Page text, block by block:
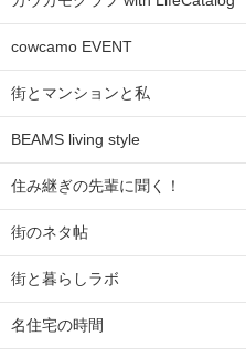
cowcamo EVENT
街とマンションと私
BEAMS living style
住み継ぎの先輩に聞く！
街のネタ帖
街と暮らしラボ
名住宅の時間